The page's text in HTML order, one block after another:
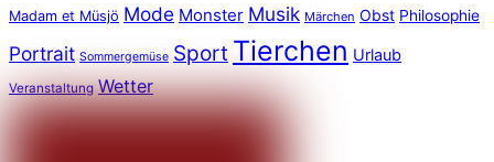
Madam et Müsjö Mode Monster Musik Märchen Obst Philosophie
Portrait Sommergemüse Sport Tierchen Urlaub
Veranstaltung Wetter